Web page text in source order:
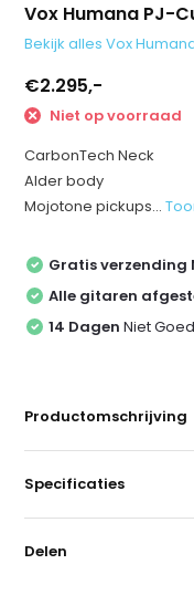
Vox Humana PJ-
Bekijk alles Vox
€2.295,-
Niet op voorraad
CarbonTech Neck
Alder body
Mojotone pickups...
Gratis verzending
Alle gitaren
14 Dagen Niet
Productomschrijving
Specificaties
Delen